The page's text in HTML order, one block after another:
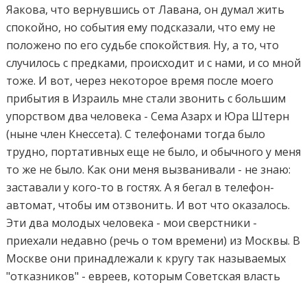
Яакова, что вернувшись от Лавана, он думал жить
спокойно, но события ему подсказали, что ему не
положено по его судьбе спокойствия. Ну, а то, что
случилось с предками, происходит и с нами, и со мной
тоже. И вот, через некоторое время после моего
прибытия в Израиль мне стали звонить с большим
упорством два человека - Сема Азарх и Юра Штерн
(ныне член Кнессета). С телефонами тогда было
трудно, портативных еще не было, и обычного у меня
то же не было. Как они меня вызванивали - не знаю:
заставали у кого-то в гостях. А я бегал в телефон-
автомат, чтобы им отзвонить. И вот что оказалось.
Эти два молодых человека - мои сверстники -
приехали недавно (речь о том времени) из Москвы. В
Москве они принадлежали к кругу так называемых
"отказников" - евреев, которым Советская власть